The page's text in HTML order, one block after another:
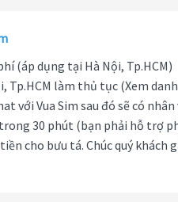
(áp dụng tại Hà Nội, Tp.HCM)
Tp.HCM làm thủ tục (Xem
với Vua Sim sau đó sẽ có
30 phút (bạn phải hỗ trợ
cho bưu tá. Chúc quý khách